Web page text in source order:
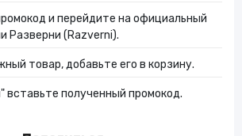
и перейдите на официальный
Разверни (Razverni).
товар, добавьте его в корзину.
вставьте полученный промокод.